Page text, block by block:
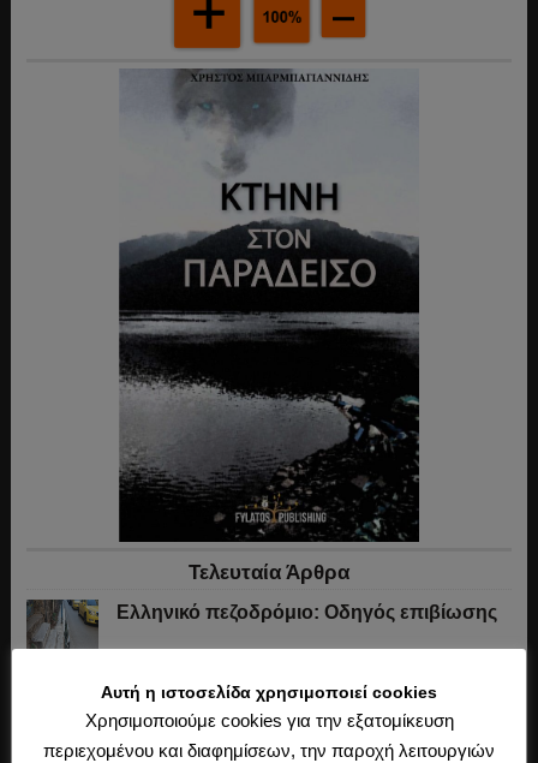
Τελευταία Άρθρα
Ελληνικό πεζοδρόμιο: Οδηγός επιβίωσης
Ο Μακιαβέλι, η αναγκαιότητα του εθνικού
στρατού και «πώς πήρε ο Τούρκος την
Αυτή η ιστοσελίδα χρησιμοποιεί cookies
Χρησιμοποιούμε cookies για την εξατομίκευση
περιεχομένου και διαφημίσεων, την παροχή λειτουργιών